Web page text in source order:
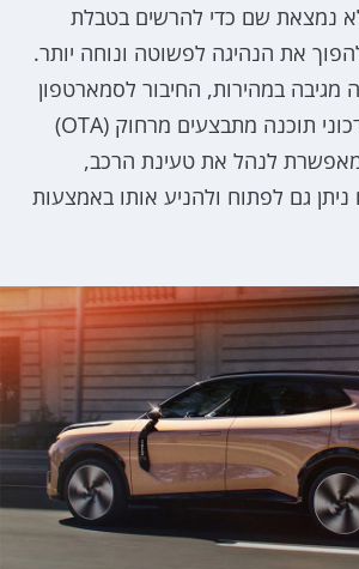
ב־08 לא נמצאת שם כדי להרשים בטבלת
את הנהיגה לפשוטה ונוחה יותר.
מגיבה במהירות, החיבור לסמארטפון
מתבצע בקלות, ועדכוני תוכנה מתבצעים מרחוק (OTA)
מאפשרת לנהל את טעינת הרכב,
ניתן גם לפתוח ולהניע אותו באמצעות